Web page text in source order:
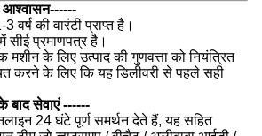
आश्वासन------
वर्ष की वारंटी प्राप्त है।
सीई प्रमाणपत्र है।
मशीन के लिए उत्पाद की गुणवत्ता को नियंत्रित
करने के लिए कि यह डिलीवरी से पहले सही
बाद सेवाएं ------
24 घंटे पूर्ण समर्थन देते हैं, यह सहित